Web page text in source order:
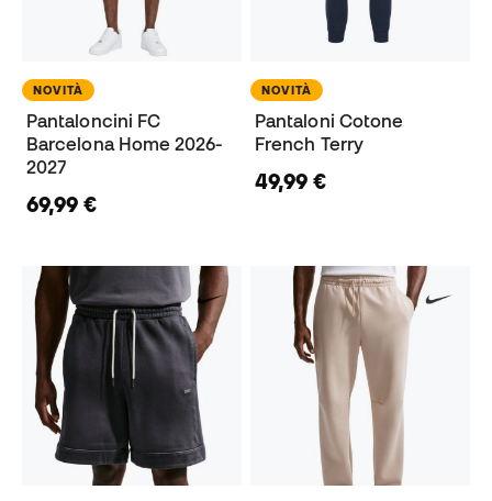
NOVITÀ
Pantaloncini FC
Barcelona Home 2026-
2027
69,99 €
NOVITÀ
Pantaloni Cotone
French Terry
49,99 €